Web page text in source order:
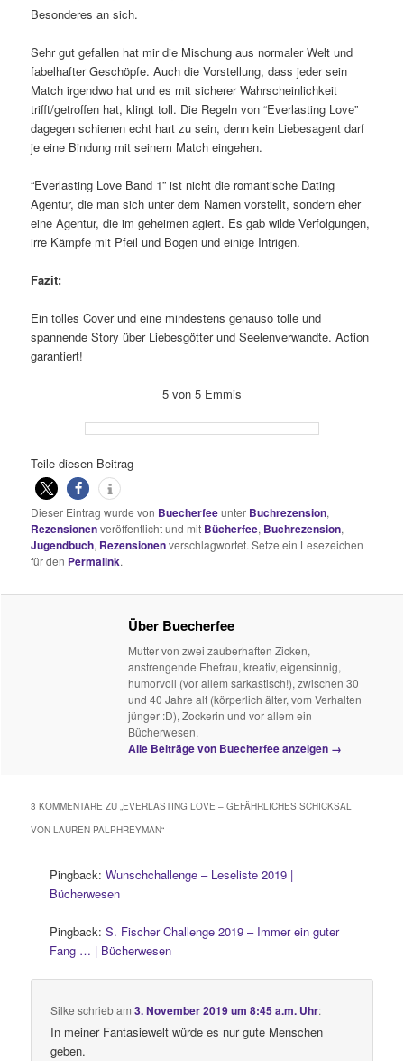
Besonderes an sich.
Sehr gut gefallen hat mir die Mischung aus normaler Welt und
fabelhafter Geschöpfe. Auch die Vorstellung, dass jeder sein
Match irgendwo hat und es mit sicherer Wahrscheinlichkeit
trifft/getroffen hat, klingt toll. Die Regeln von “Everlasting Love”
dagegen schienen echt hart zu sein, denn kein Liebesagent darf
je eine Bindung mit seinem Match eingehen.
“Everlasting Love Band 1” ist nicht die romantische Dating
Agentur, die man sich unter dem Namen vorstellt, sondern eher
eine Agentur, die im geheimen agiert. Es gab wilde Verfolgungen,
irre Kämpfe mit Pfeil und Bogen und einige Intrigen.
Fazit:
Ein tolles Cover und eine mindestens genauso tolle und
spannende Story über Liebesgötter und Seelenverwandte. Action
garantiert!
5 von 5 Emmis
Teile diesen Beitrag
Dieser Eintrag wurde von Buecherfeeunter Buchrezension,
Rezensionenveröffentlicht und mit Bücherfee, Buchrezension,
Jugendbuch, Rezensionenverschlagwortet. Setze ein Lesezeichen
für den Permalink.
Über Buecherfee
Mutter von zwei zauberhaften Zicken,
anstrengende Ehefrau, kreativ, eigensinnig,
humorvoll (vor allem sarkastisch!), zwischen 30
und 40 Jahre alt (körperlich älter, vom Verhalten
jünger :D), Zockerin und vor allem ein
Bücherwesen.
Alle Beiträge von Buecherfee anzeigen →
3 KOMMENTARE ZU „EVERLASTING LOVE – GEFÄHRLICHES SCHICKSAL
VON LAUREN PALPHREYMAN“
Pingback:Wunschchallenge – Leseliste 2019 |
Bücherwesen
Pingback:S. Fischer Challenge 2019 – Immer ein guter
Fang … | Bücherwesen
Silke schriebam3. November 2019 um 8:45 a.m. Uhr:
In meiner Fantasiewelt würde es nur gute Menschen
geben.